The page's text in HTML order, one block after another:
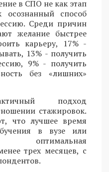
в СПО не как этап
способ
Среди причин
желание быстрее
карьеру, 17% -
13% - получить
9% - получить
без «лишних»
подход
стажировок.
что лучшее время
в вузе или
трех месяцев, с